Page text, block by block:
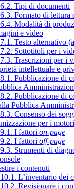
Tipi di documenti
Formato di lettura
Modalità di
e video
Testo alternativo
Sottotitoli per i
Trascrizioni per i
intellettuale e
Pubblicazione di
Pubblicazione di
Pubblica
Consenso dei
per i
I fattori on-page
I fattori off-page
Strumenti di
i contenuti
L’inventario dei
Revisionare i